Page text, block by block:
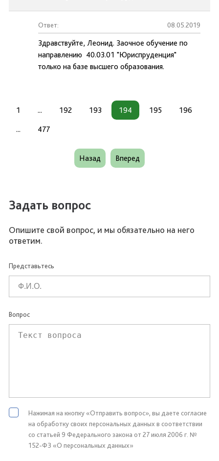
Ответ: 08.05.2019
Здравствуйте, Леонид. Заочное обучение по
направлению 40.03.01 "Юриспруденция"
только на базе высшего образования.
1 ... 192 193 194 195 196
... 477
Назад Вперед
Задать вопрос
Опишите свой вопрос, и мы обязательно на него
ответим.
Представьтесь
Вопрос
Нажимая на кнопку «Отправить вопрос», вы даете согласие
на обработку своих персональных данных в соответствии
со статьей 9 Федерального закона от 27 июля 2006 г. №
152-ФЗ «О персональных данных»